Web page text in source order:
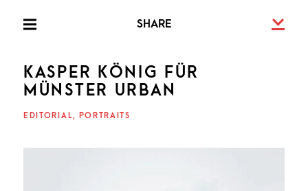
PRIMARY
SHARE
KASPER KÖNIG FÜR
MÜNSTER URBAN
EDITORIAL PORTRAITS